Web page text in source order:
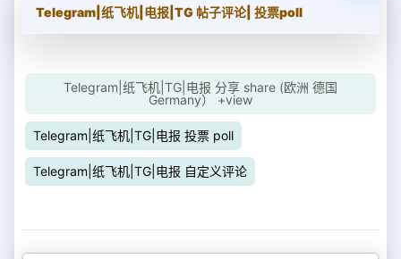
Telegram|纸飞机|电报|TG 帖子评论| 投票poll
Telegram|纸飞机|TG|电报 分享 share (欧洲 德国
Germany） +view
Telegram|纸飞机|TG|电报 投票 poll
Telegram|纸飞机|TG|电报 自定义评论